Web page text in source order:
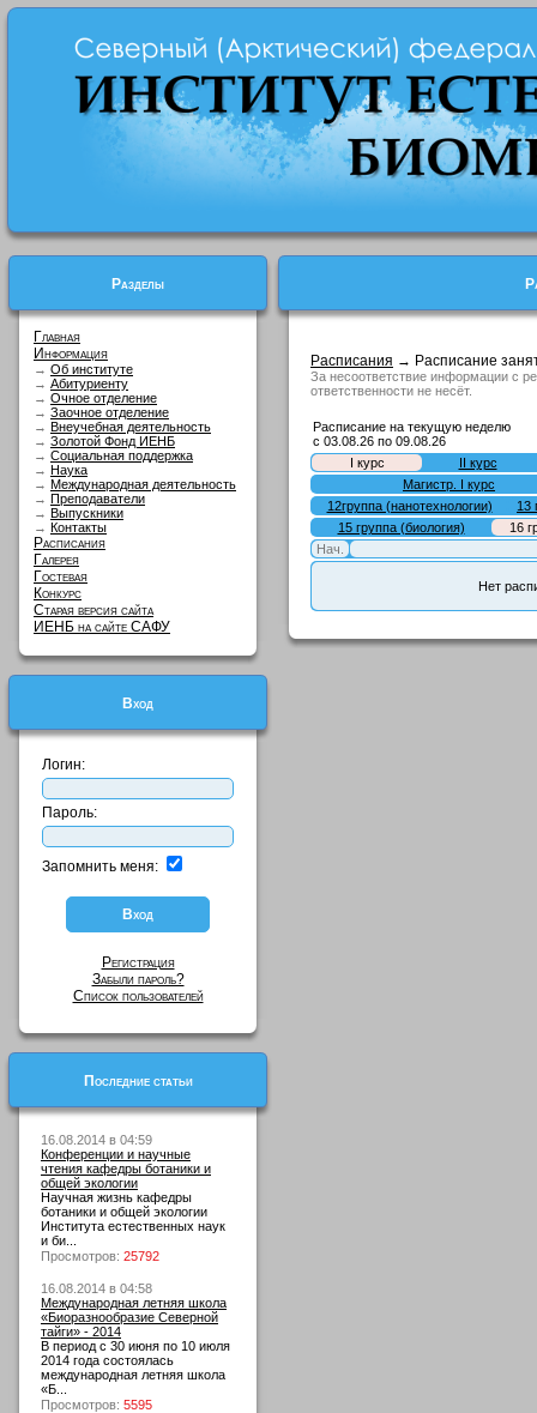
Разделы
Главная
Информация
→ Об институте
→ Абитуриенту
→ Очное отделение
→ Заочное отделение
→ Внеучебная деятельность
→ Золотой Фонд ИЕНБ
→ Социальная поддержка
→ Наука
→ Международная деятельность
→ Преподаватели
→ Выпускники
→ Контакты
Расписания
Галерея
Гостевая
Конкурс
Старая версия сайта
ИЕНБ на сайте САФУ
Вход
Логин:
Пароль:
Запомнить меня:
Регистрация
Забыли пароль?
Список пользователей
Последние статьи
16.08.2014 в 04:59
Конференции и научные
чтения кафедры ботаники и
общей экологии
Научная жизнь кафедры
ботаники и общей экологии
Института естественных наук
и би...
Просмотров: 25792
16.08.2014 в 04:58
Международная летняя школа
«Биоразнообразие Северной
тайги» - 2014
В период с 30 июня по 10 июля
2014 года состоялась
международная летняя школа
«Б...
Просмотров: 5595
Расписания → Расписание
За несоответствие информации с
ответственности не несёт.
Расписание на текущую неделю
с 03.08.26 по 09.08.26
I курс
II курс
Магистр. I курс
12группа (нанотехнологии)
13
15 группа (биология)
16
Нач.
Нет